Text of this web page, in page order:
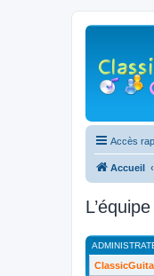
Accès
Accueil